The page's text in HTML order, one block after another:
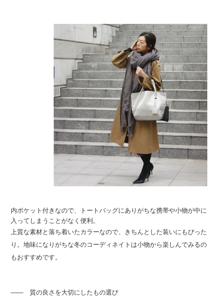
内ポケット付きなので、トートバッグにありがちな携帯や小物が中に
入ってしまうことがなく便利。
上質な素材と落ち着いたカラーなので、きちんとした装いにもぴった
り。地味になりがちな冬のコーディネイトは小物から楽しんでみるの
もおすすめです。
―― 質の良さを大切にしたもの選び